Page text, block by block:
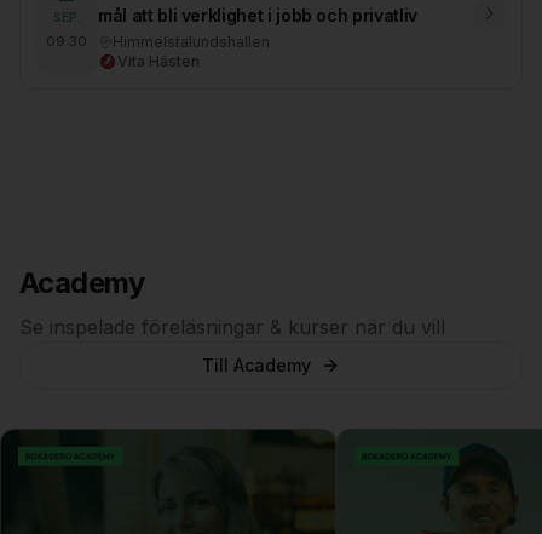
SEP.
09:30
mål att bli verklighet i jobb och privatliv
Himmelstalundshallen
Vita Hästen
Academy
Se inspelade föreläsningar & kurser när du vill
Till Academy